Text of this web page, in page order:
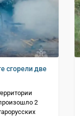
сгорели две
2